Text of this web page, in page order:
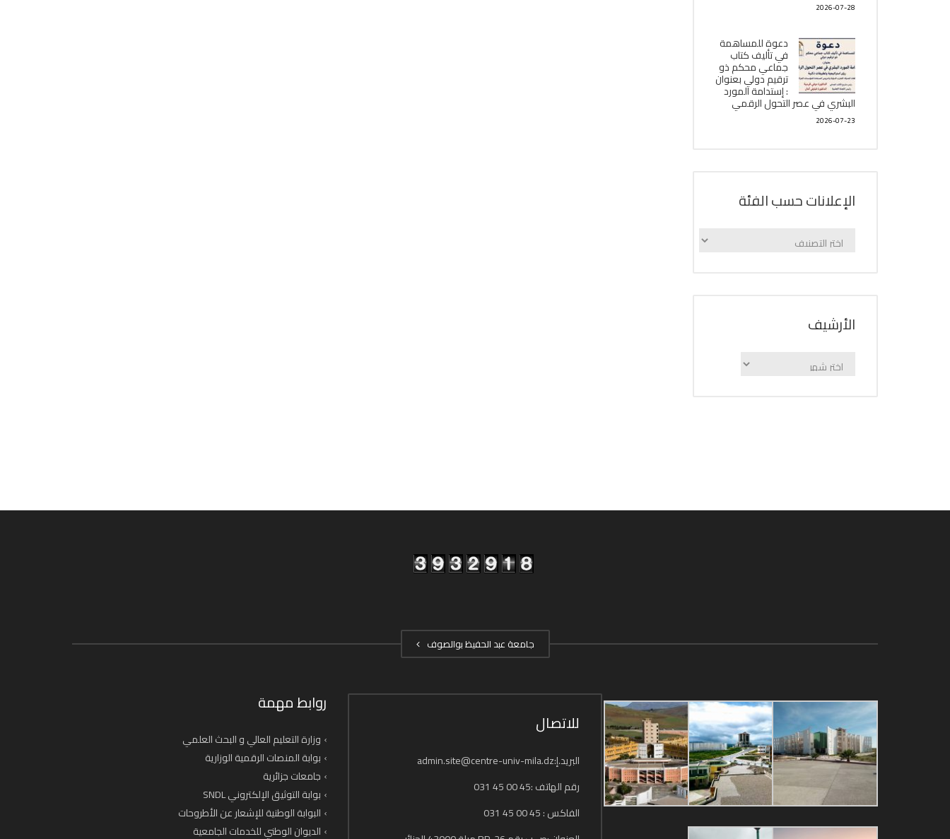
2026-07-28
دعوة للمساهمة
في تأليف كتاب
جماعي محكم ذو
ترقيم دولي بعنوان
: إستدامة المورد
البشري في عصر التحول الرقمي
2026-07-23
الإعلانات حسب الفئة
الإعلانات
اﻷرشيف
اﻷرشيف
جامعة عبد الحفيظ بوالصوف
روابط مهمة
وزارة التعليم العالي و البحث العلمي
بوابة المنصات الرقمية الوزارية
جامعات جزائرية
بوابة التوثيق الإلكتروني SNDL
البوابة الوطنية للإشعار عن الأطروحات
الديوان الوطني للخدمات الجامعية
للاتصال
البريد.إ:admin.site@centre-univ-mila.dz
رقم الهاتف :45 00 45 031
الفاكس : 45 00 45 031